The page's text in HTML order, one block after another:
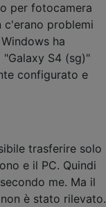
per fotocamera
c'erano problemi
ha
S4 (sg)"
configurato e
trasferire solo
e il PC. Quindi
me. Ma il
è stato rilevato.